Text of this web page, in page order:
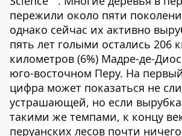
пережили около пяти
однако сейчас их активно
пять лет голыми остались 206
километров (6%) Мадре-де-
юго-восточном Перу. На первый
цифра может показаться не
устрашающей, но если
такими же темпами, к концу
перуанских лесов почти